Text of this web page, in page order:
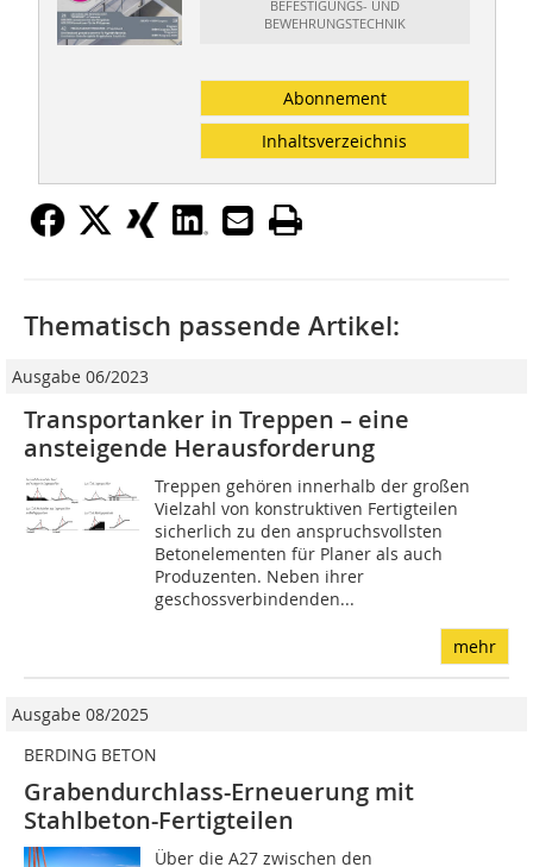
BEFESTIGUNGS- UND
BEWEHRUNGSTECHNIK
Abonnement
Inhaltsverzeichnis
Thematisch passende Artikel:
Ausgabe 06/2023
Transportanker in Treppen – eine
ansteigende Herausforderung
Treppen gehören innerhalb der großen
Vielzahl von konstruktiven Fertigteilen
sicherlich zu den anspruchsvollsten
Betonelementen für Planer als auch
Produzenten. Neben ihrer
geschossverbindenden...
mehr
Ausgabe 08/2025
BERDING BETON
Grabendurchlass-Erneuerung mit
Stahlbeton-Fertigteilen
Über die A27 zwischen den